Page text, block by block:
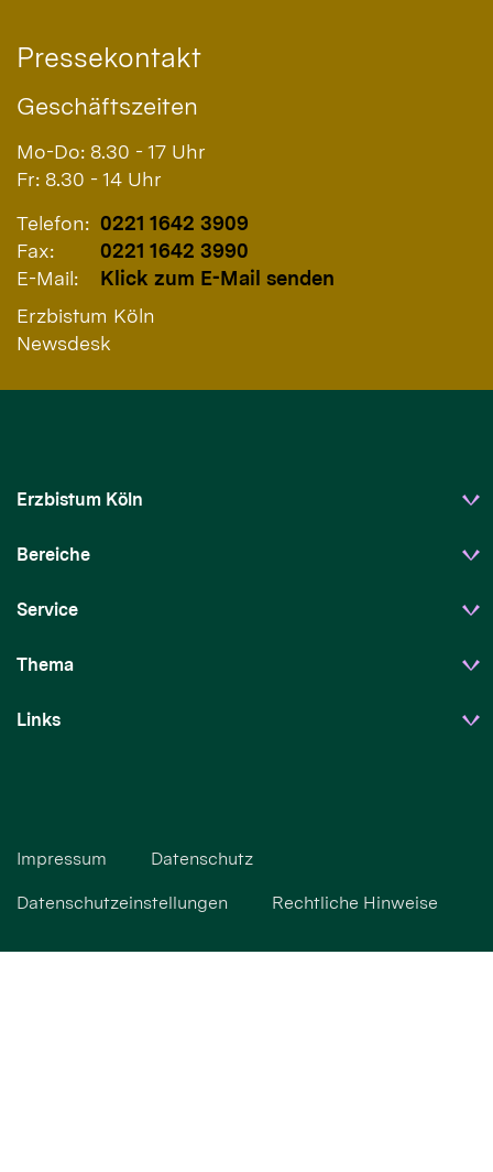
Pressekontakt
Geschäftszeiten
Mo-Do: 8.30 - 17 Uhr
Fr: 8.30 - 14 Uhr
Telefon: 0221 1642 3909
Fax:
0221 1642 3990
E-Mail:
Klick zum E-Mail senden
Erzbistum Köln
Newsdesk
Erzbistum Köln
Bereiche
Service
Thema
Links
Impressum Datenschutz
Datenschutzeinstellungen Rechtliche Hinweise